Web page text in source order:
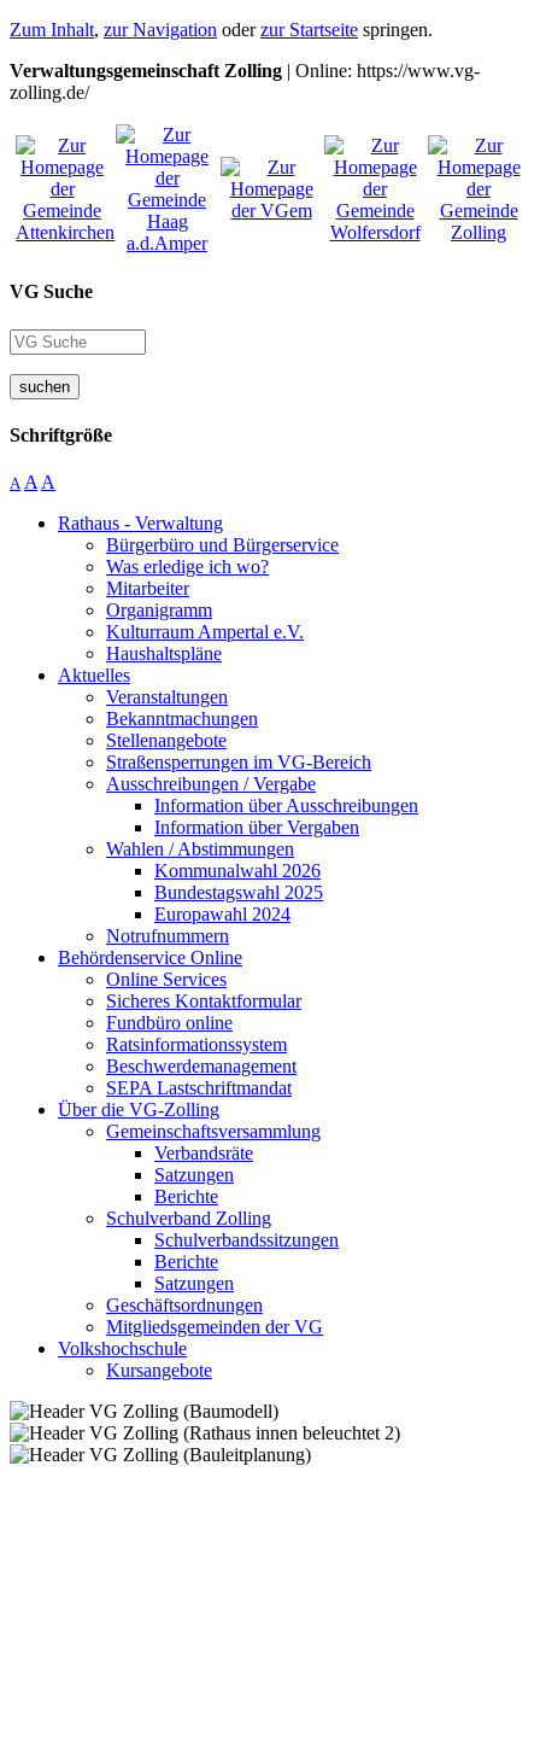
Zum Inhalt, zur Navigation oderzur Startseite springen.
Verwaltungsgemeinschaft Zolling | Online: https://www.vg-
zolling.de/
VG Suche
suchen
Schriftgröße
A A A
Rathaus - Verwaltung
Bürgerbüro und Bürgerservice
Was erledige ich wo?
Mitarbeiter
Organigramm
Kulturraum Ampertal e.V.
Haushaltspläne
Aktuelles
Veranstaltungen
Bekanntmachungen
Stellenangebote
Straßensperrungen im VG-Bereich
Ausschreibungen / Vergabe
Information über Ausschreibungen
Information über Vergaben
Wahlen / Abstimmungen
Kommunalwahl 2026
Bundestagswahl 2025
Europawahl 2024
Notrufnummern
Behördenservice Online
Online Services
Sicheres Kontaktformular
Fundbüro online
Ratsinformationssystem
Beschwerdemanagement
SEPA Lastschriftmandat
Über die VG-Zolling
Gemeinschaftsversammlung
Verbandsräte
Satzungen
Berichte
Schulverband Zolling
Schulverbandssitzungen
Berichte
Satzungen
Geschäftsordnungen
Mitgliedsgemeinden der VG
Volkshochschule
Kursangebote